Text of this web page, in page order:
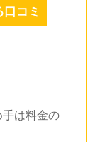
コミ
は料金の